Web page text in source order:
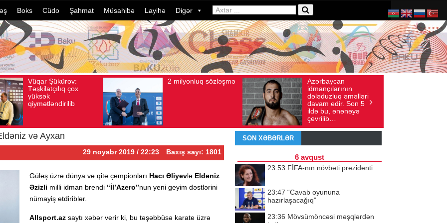
Boks Cüdo Şahmat Müsahibə Layihə Digər
2 milyonluq sözləşmə
Baxış sayı: 80
04, 2026
Azərbaycan
Baxış sayı: 136
Ad gününü vətənində
qeyd etməsə də,
ürəyi hər zaman
doğma yurdu ilə
döyünür
Baxış sayı: 238
İyul 30, 2026
və Ayxan
29 noyabr 2019 / 22:23 Baxış sayı: 1801
Güləş üzrə dünya və qitə çempionları Hacı Əliyevlə Eldəniz
Əzizli milli idman brendi “İl’Azero”nun yeni geyim dəstlərini
nümayiş etdiriblər.
Allsport.az saytı xəbər verir ki, bu təşəbbüsə karate üzrə
SON XƏBƏRLƏR
6 avqust
23:53 FİFA-nın növbəti prezidenti
23:47 “Cavab oyununa
hazırlaşacağıq”
23:36 Mövsümöncəsi məşqlərdən